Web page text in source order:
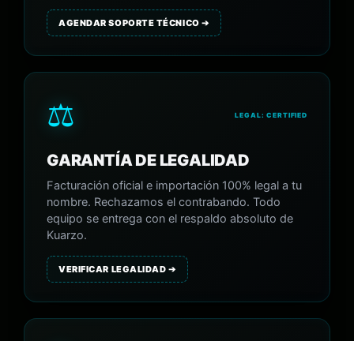
AGENDAR SOPORTE TÉCNICO ➔
⚖️ LEGAL: CERTIFIED
GARANTÍA DE LEGALIDAD
Facturación oficial e importación 100% legal a tu
nombre. Rechazamos el contrabando. Todo
equipo se entrega con el respaldo absoluto de
Kuarzo.
VERIFICAR LEGALIDAD ➔